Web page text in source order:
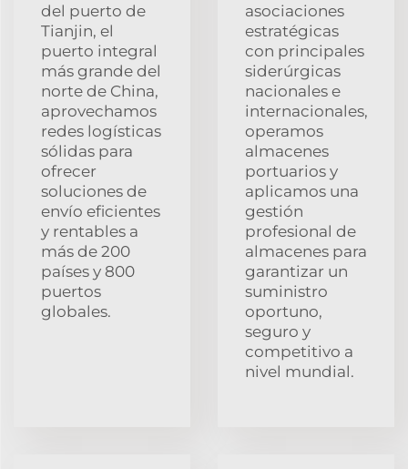
del puerto de
Tianjin, el
puerto integral
más grande del
norte de China,
aprovechamos
redes logísticas
sólidas para
ofrecer
soluciones de
envío eficientes
y rentables a
más de 200
países y 800
puertos
globales.
asociaciones
estratégicas
con principales
siderúrgicas
nacionales e
internacionales,
operamos
almacenes
portuarios y
aplicamos una
gestión
profesional de
almacenes para
garantizar un
suministro
oportuno,
seguro y
competitivo a
nivel mundial.